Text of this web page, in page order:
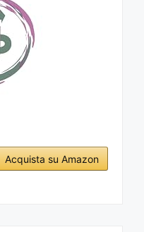
Acquista su Amazon